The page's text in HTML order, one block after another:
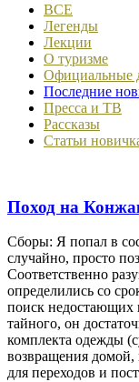
ВСЕ
Легенды
Лекции
О туризме
Официальные
Последние
Пресса и ТВ
Рассказы
Статьи
Поход на
Сборы: Я попал в
случайно, просто
Соответственно
определились со
поиск недостающих
тайного, он
комплекта одежды
возвращения домой,
для переходов и